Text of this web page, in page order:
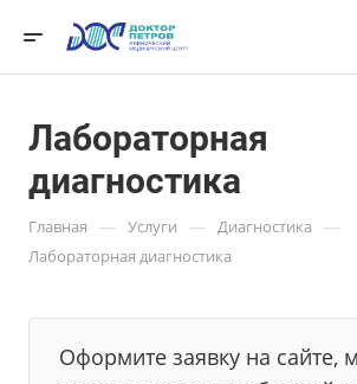
Лабораторная
диагностика
Главная — Услуги — Диагностика —
Лабораторная диагностика
Оформите заявку на сайте,